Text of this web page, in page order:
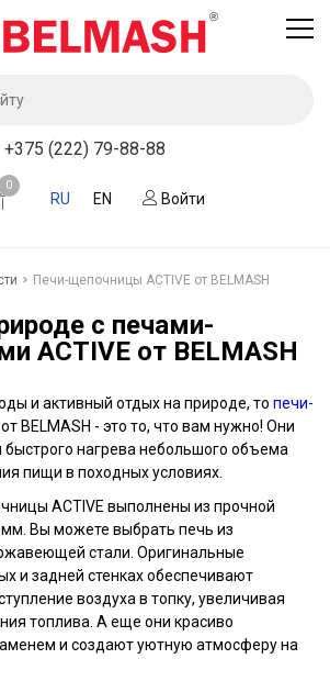
+375 (222) 79-88-88
0
RU EN Войти
Услуги завода BELMASH
Компания
Новости
Контакты
Печи-щепочницы ACTIVE от BELMASH
с печами-
ACTIVE от BELMASH
и активный отдых на природе, то печи-
от BELMASH - это то, что вам нужно! Они
нагрева небольшого объема
пищи в походных условиях.
ACTIVE выполнены из прочной
Вы можете выбрать печь из
стали. Оригинальные
и задней стенках обеспечивают
воздуха в топку, увеличивая
топлива. А еще они красиво
и создают уютную атмосферу на